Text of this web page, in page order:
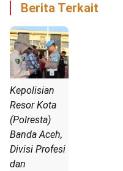
Berita Terkait
Kepolisian
Resor Kota
(Polresta)
Banda Aceh,
Divisi Profesi
dan